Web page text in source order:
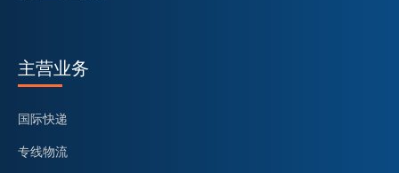
主营业务
国际快递
专线物流